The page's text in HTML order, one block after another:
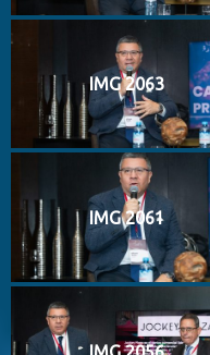
IMG 2063
IMG 2061